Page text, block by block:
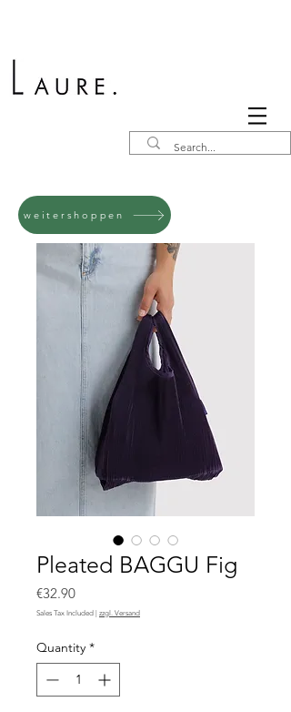
weitershoppen
Pleated BAGGU Fig
€32.90Price
Sales Tax Included zzgl. Versand
Quantity *